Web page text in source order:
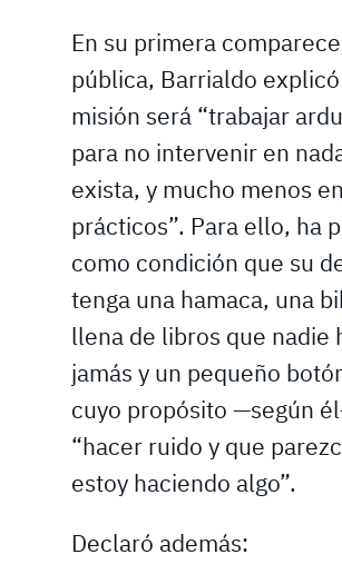
En su primera
pública, Barrialdo
misión será “trabajar
para no intervenir en
exista, y mucho menos
prácticos”. Para ello, ha
como condición que su
tenga una hamaca, una
llena de libros que nadie
jamás y un pequeño
cuyo propósito —según
“hacer ruido y que
estoy haciendo algo”.
Declaró además: